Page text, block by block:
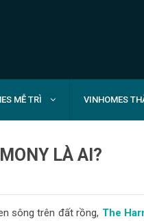
MỄ TRÌ VINHOMES
LÀ AI?
sông trên đất rồng, The